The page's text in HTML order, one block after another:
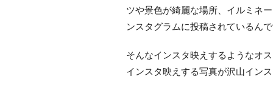
ツや景色が綺麗な場所、イルミネ
ンスタグラムに投稿されているん
そんなインスタ映えするようなオ
インスタ映えする写真が沢山イン